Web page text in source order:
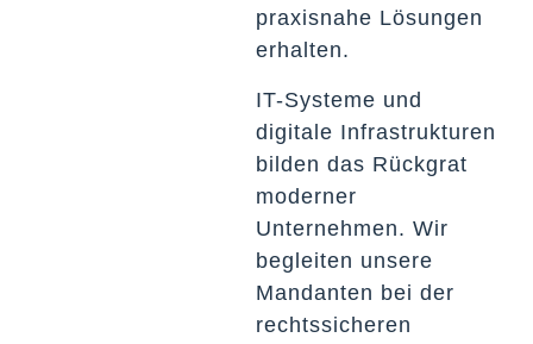
praxisnahe Lösungen
erhalten.
IT-Systeme und
digitale Infrastrukturen
bilden das Rückgrat
moderner
Unternehmen. Wir
begleiten unsere
Mandanten bei der
rechtssicheren